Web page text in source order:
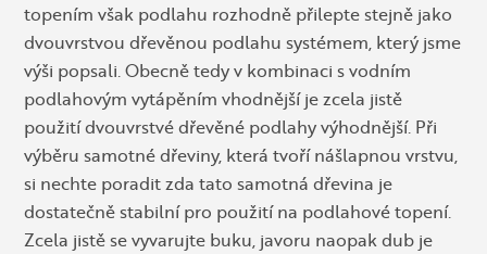
topením však podlahu rozhodně přilepte stejně jako
dvouvrstvou dřevěnou podlahu systémem, který jsme
výši popsali. Obecně tedy v kombinaci s vodním
podlahovým vytápěním vhodnější je zcela jistě
použití dvouvrstvé dřevěné podlahy výhodnější. Při
výběru samotné dřeviny, která tvoří nášlapnou vrstvu,
si nechte poradit zda tato samotná dřevina je
dostatečně stabilní pro použití na podlahové topení.
Zcela jistě se vyvarujte buku, javoru naopak dub je